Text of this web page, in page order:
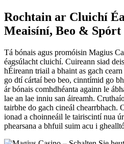
Rochtain ar Cluichí
Meaisíní, Beo & Spórt
Tá bónais agus promóisin Magius
éagsúlacht cluichí. Cuireann siad
hÉireann triail a bhaint as gach
go dtí cártaí beo beo, cinntímid go
ár bónais comhdhéanta againn le
lae an lae inniu san áireamh.
tairbhe do gach cineál chearrbhach.
ionad a choinneáil le tairiscintí nua
phearsana a bhfuil suim acu i